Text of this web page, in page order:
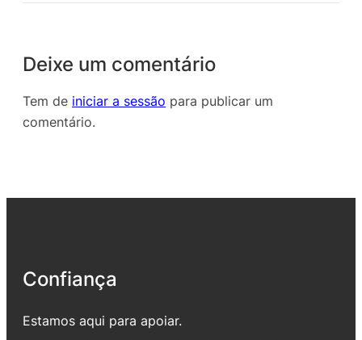
Deixe um comentário
Tem de iniciar a sessão para publicar um
comentário.
Confiança
Estamos aqui para apoiar.